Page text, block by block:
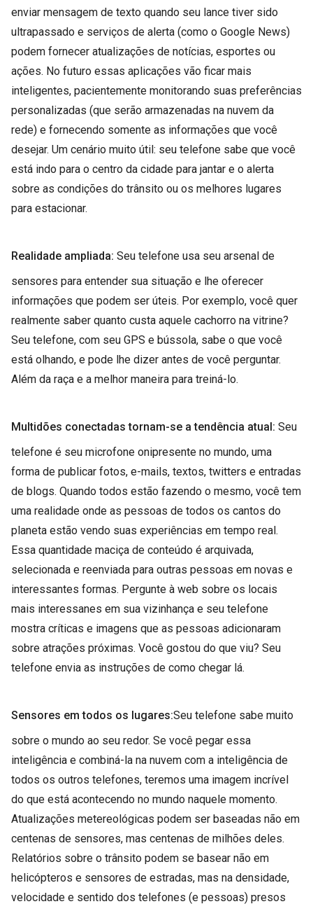
enviar mensagem de texto quando seu lance tiver sido
ultrapassado e serviços de alerta (como o Google News)
podem fornecer atualizações de notícias, esportes ou
ações. No futuro essas aplicações vão ficar mais
inteligentes, pacientemente monitorando suas preferências
personalizadas (que serão armazenadas na nuvem da
rede) e fornecendo somente as informações que você
desejar. Um cenário muito útil: seu telefone sabe que você
está indo para o centro da cidade para jantar e o alerta
sobre as condições do trânsito ou os melhores lugares
para estacionar.
Realidade ampliada: Seu telefone usa seu arsenal de
sensores para entender sua situação e lhe oferecer
informações que podem ser úteis. Por exemplo, você quer
realmente saber quanto custa aquele cachorro na vitrine?
Seu telefone, com seu GPS e bússola, sabe o que você
está olhando, e pode lhe dizer antes de você perguntar.
Além da raça e a melhor maneira para treiná-lo.
Multidões conectadas tornam-se a tendência atual: Seu
telefone é seu microfone onipresente no mundo, uma
forma de publicar fotos, e-mails, textos, twitters e entradas
de blogs. Quando todos estão fazendo o mesmo, você tem
uma realidade onde as pessoas de todos os cantos do
planeta estão vendo suas experiências em tempo real.
Essa quantidade maciça de conteúdo é arquivada,
selecionada e reenviada para outras pessoas em novas e
interessantes formas. Pergunte à web sobre os locais
mais interessanes em sua vizinhança e seu telefone
mostra críticas e imagens que as pessoas adicionaram
sobre atrações próximas. Você gostou do que viu? Seu
telefone envia as instruções de como chegar lá.
Sensores em todos os lugares:Seu telefone sabe muito
sobre o mundo ao seu redor. Se você pegar essa
inteligência e combiná-la na nuvem com a inteligência de
todos os outros telefones, teremos uma imagem incrível
do que está acontecendo no mundo naquele momento.
Atualizações metereológicas podem ser baseadas não em
centenas de sensores, mas centenas de milhões deles.
Relatórios sobre o trânsito podem se basear não em
helicópteros e sensores de estradas, mas na densidade,
velocidade e sentido dos telefones (e pessoas) presos